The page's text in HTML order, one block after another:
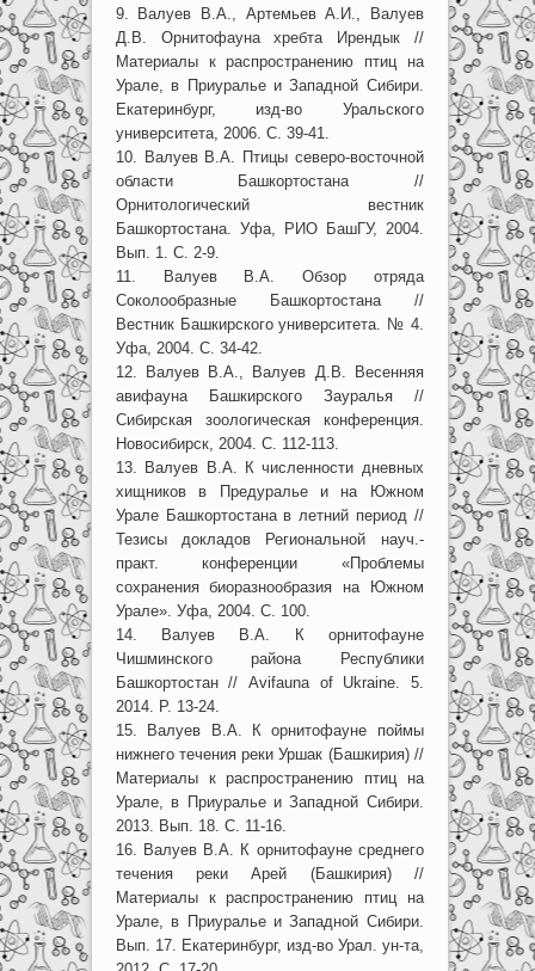
9. Валуев В.А., Артемьев А.И., Валуев
Д.В. Орнитофауна хребта Ирендык //
Материалы к распространению птиц на
Урале, в Приуралье и Западной Сибири.
Екатеринбург, изд-во Уральского
университета, 2006. С. 39-41.
10. Валуев В.А. Птицы северо-восточной
области Башкортостана //
Орнитологический вестник
Башкортостана. Уфа, РИО БашГУ, 2004.
Вып. 1. С. 2-9.
11. Валуев В.А. Обзор отряда
Соколообразные Башкортостана //
Вестник Башкирского университета. № 4.
Уфа, 2004. С. 34-42.
12. Валуев В.А., Валуев Д.В. Весенняя
авифауна Башкирского Зауралья //
Сибирская зоологическая конференция.
Новосибирск, 2004. С. 112-113.
13. Валуев В.А. К численности дневных
хищников в Предуралье и на Южном
Урале Башкортостана в летний период //
Тезисы докладов Региональной науч.-
практ. конференции «Проблемы
сохранения биоразнообразия на Южном
Урале». Уфа, 2004. С. 100.
14. Валуев В.А. К орнитофауне
Чишминского района Республики
Башкортостан // Avifauna of Ukraine. 5.
2014. P. 13-24.
15. Валуев В.А. К орнитофауне поймы
нижнего течения реки Уршак (Башкирия) //
Материалы к распространению птиц на
Урале, в Приуралье и Западной Сибири.
2013. Вып. 18. С. 11-16.
16. Валуев В.А. К орнитофауне среднего
течения реки Арей (Башкирия) //
Материалы к распространению птиц на
Урале, в Приуралье и Западной Сибири.
Вып. 17. Екатеринбург, изд-во Урал. ун-та,